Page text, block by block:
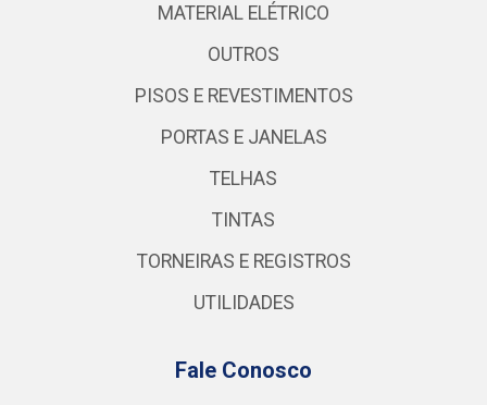
MATERIAL ELÉTRICO
OUTROS
PISOS E REVESTIMENTOS
PORTAS E JANELAS
TELHAS
TINTAS
TORNEIRAS E REGISTROS
UTILIDADES
Fale Conosco